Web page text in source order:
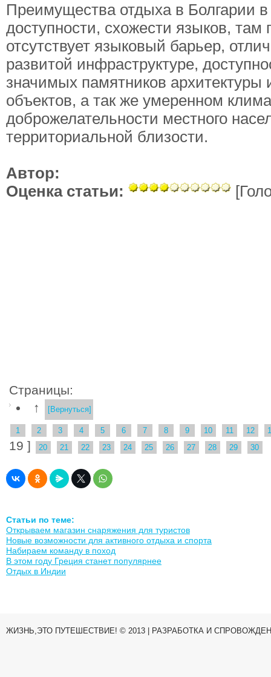
Преимущества отдыха в Болгарии в
доступности, схожести языков, там
отсутствует языковый барьер,
развитой инфраструктуре,
значимых памятников архитектуры
объектов, а так же умеренном
доброжелательности местного
территориальной близости.
Автор:
Оценка статьи:
Страницы:
↑
[Вернуться]
1 2 3 4 5 6 7 8 9 10 11 12
19 ] 20 21 22 23 24 25 26 27 28 29 30
Статьи по теме:
Открываем магазин снаряжения для туристов
Новые возможности для активного отдыха и спорта
Набираем команду в поход
В этом году Греция станет популярнее
Отдых в Индии
ЖИЗНЬ,ЭТО ПУТЕШЕСТВИЕ! © 2013 | РАЗРАБОТКА И